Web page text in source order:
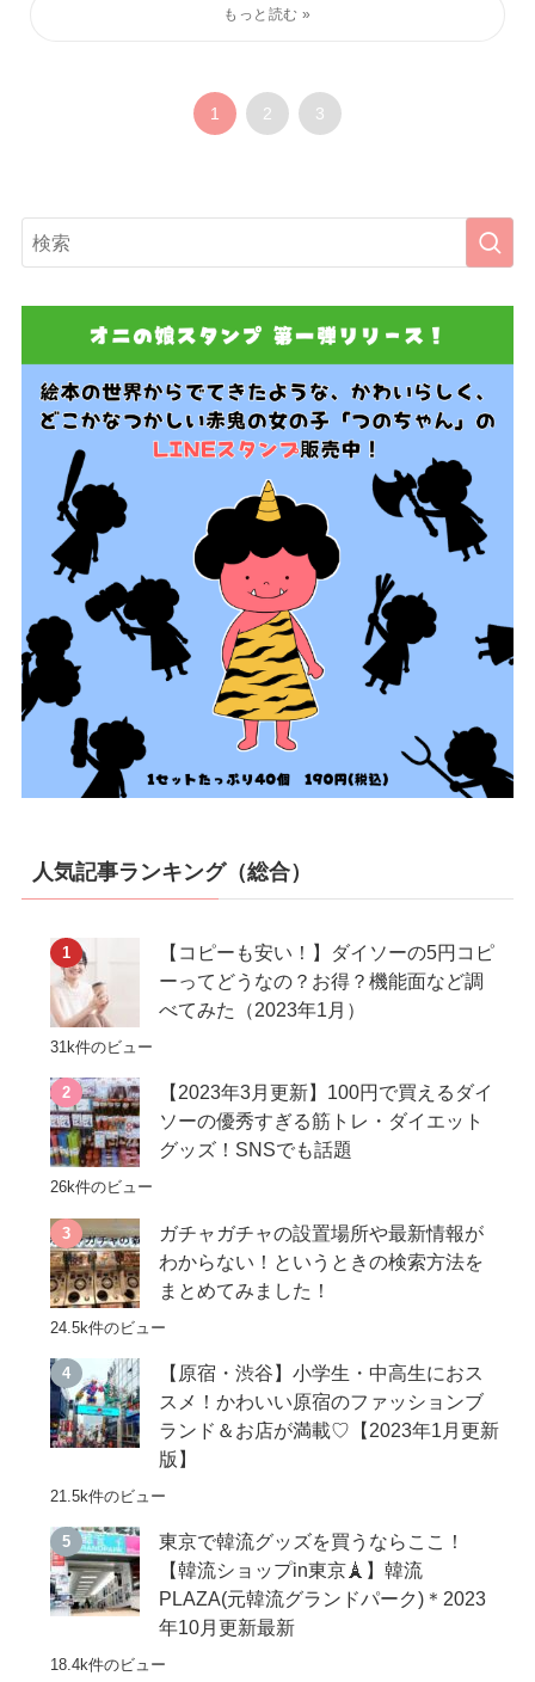
1 2 3
人気記事ランキング（総合）
【コピーも安い！】ダイソーの5円コピ
ーってどうなの？お得？機能面など調
べてみた（2023年1月）
31k件のビュー
【2023年3月更新】100円で買えるダイ
ソーの優秀すぎる筋トレ・ダイエット
グッズ！SNSでも話題
26k件のビュー
ガチャガチャの設置場所や最新情報が
わからない！というときの検索方法を
まとめてみました！
24.5k件のビュー
【原宿・渋谷】小学生・中高生におス
スメ！かわいい原宿のファッションブ
ランド＆お店が満載♡【2023年1月更新
版】
21.5k件のビュー
東京で韓流グッズを買うならここ！
【韓流ショップin東京🗼】韓流
PLAZA(元韓流グランドパーク)＊2023
年10月更新最新
18.4k件のビュー